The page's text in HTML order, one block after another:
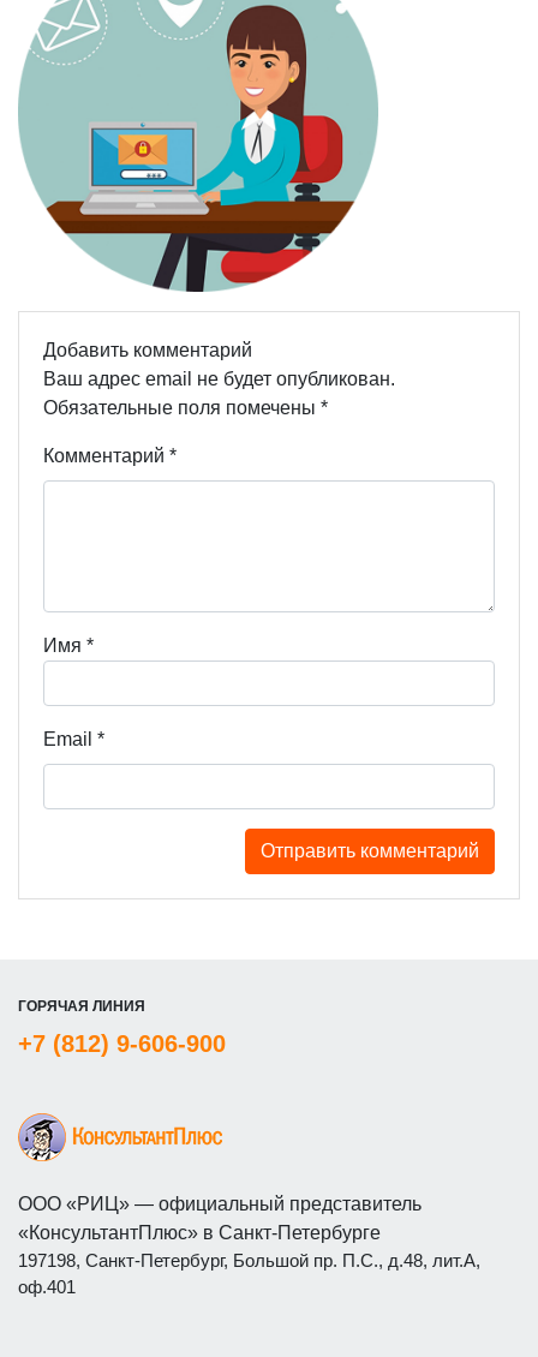
Добавить комментарий
Ваш адрес email не будет опубликован.
Обязательные поля помечены *
Комментарий *
Имя *
Email *
ГОРЯЧАЯ ЛИНИЯ
+7 (812) 9-606-900
ООО «РИЦ» — официальный представитель
«КонсультантПлюс» в Санкт-Петербурге
197198, Санкт-Петербург, Большой пр. П.С., д.48, лит.А,
оф.401